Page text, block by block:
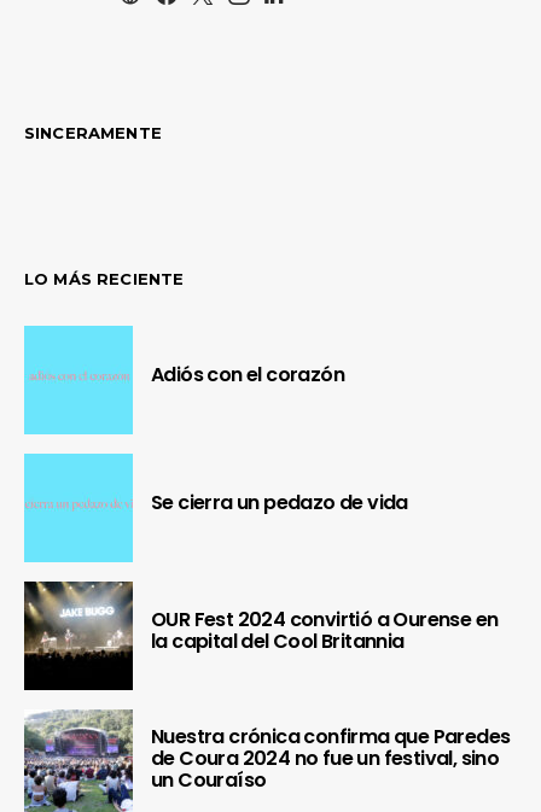
SINCERAMENTE
LO MÁS RECIENTE
Adiós con el corazón
Se cierra un pedazo de vida
OUR Fest 2024 convirtió a Ourense en
la capital del Cool Britannia
Nuestra crónica confirma que Paredes
de Coura 2024 no fue un festival, sino
un Couraíso